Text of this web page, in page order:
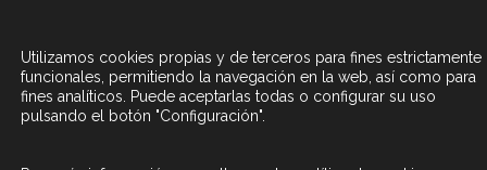
Utilizamos cookies propias y de terceros para fines estrictamente
funcionales, permitiendo la navegación en la web, así como para
fines analíticos. Puede aceptarlas todas o configurar su uso
pulsando el botón "Configuración".